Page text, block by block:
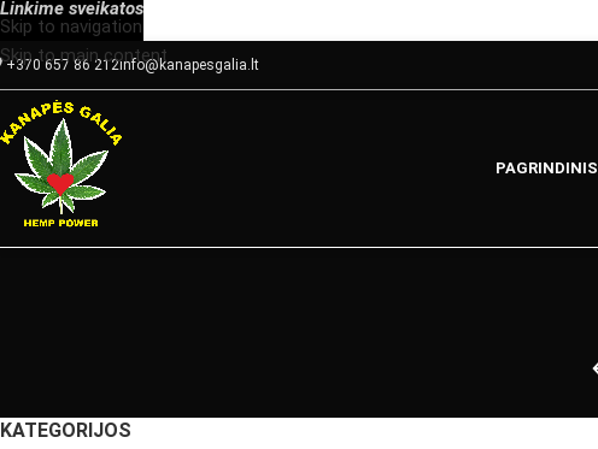
Skip to navigation
Skip to main content
+370 657 86 212info@kanapesgalia.lt
PAGRINDINIS
KATEGORIJOS
Linkime sveikatos